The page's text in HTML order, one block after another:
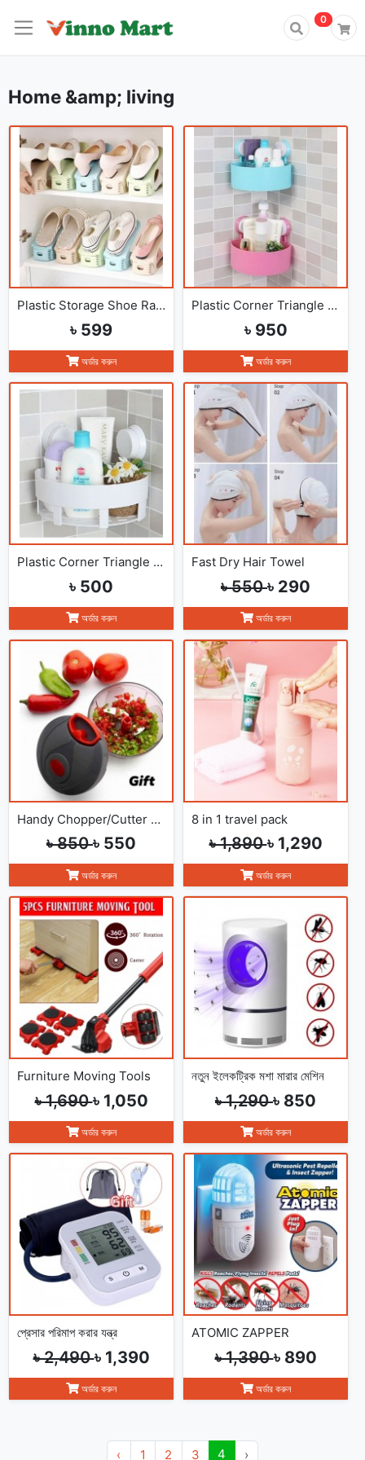
0
0
Home &amp; living
Plastic Storage Shoe Rack Adjustable Durable Shoe Shelf Organizer (4pcs)
৳ 599
অর্ডার করুন
Plastic Corner Triangle Shelf(2pcs)
৳ 950
অর্ডার করুন
Plastic Corner Triangle Shelf(1pc)
৳ 500
অর্ডার করুন
Fast Dry Hair Towel
৳ 550৳ 290
অর্ডার করুন
Handy Chopper/Cutter Without Current
৳ 850৳ 550
অর্ডার করুন
8 in 1 travel pack
৳ 1,890৳ 1,290
অর্ডার করুন
Furniture Moving Tools
৳ 1,690৳ 1,050
অর্ডার করুন
নতুন ইলেকট্রিক মশা মারার মেশিন
৳ 1,290৳ 850
অর্ডার করুন
প্রেসার পরিমাপ করার যন্ত্র
৳ 2,490৳ 1,390
অর্ডার করুন
ATOMIC ZAPPER
৳ 1,390৳ 890
অর্ডার করুন
‹ 1 2 3 4 ›